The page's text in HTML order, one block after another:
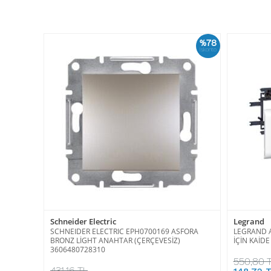
%78
İskonto
Schneider Electric
SCHNEIDER ELECTRIC EPH0700169 ASFORA
BRONZ LİGHT ANAHTAR (ÇERÇEVESİZ)
3606480728310
Legrand
LEGRAND
İÇİN
550,80